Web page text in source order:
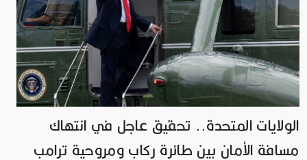
الولايات المتحدة.. تحقيق عاجل في انتهاك
مسافة الأمان بين طائرة ركاب ومروحية ترامب